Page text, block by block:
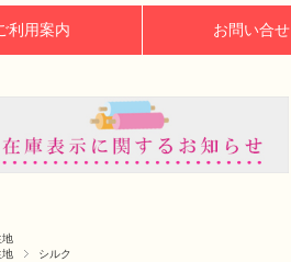
利用案内 お問い合せ
地
地
シルク